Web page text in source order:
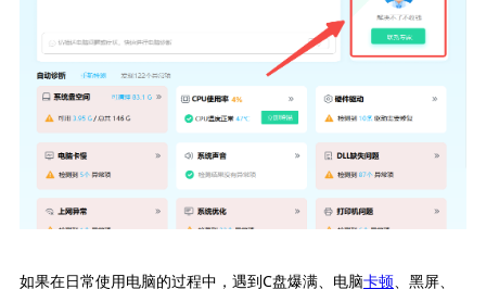
如果在日常使用电脑的过程中，遇到C盘爆满、电脑卡顿、黑屏、